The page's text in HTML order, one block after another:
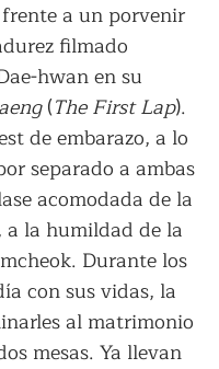
a un porvenir
filmado
hwan en su
(The First Lap).
de embarazo, a lo
separado a ambas
acomodada de la
a la humildad de la
Durante los
con sus vidas, la
al matrimonio
mesas. Ya llevan